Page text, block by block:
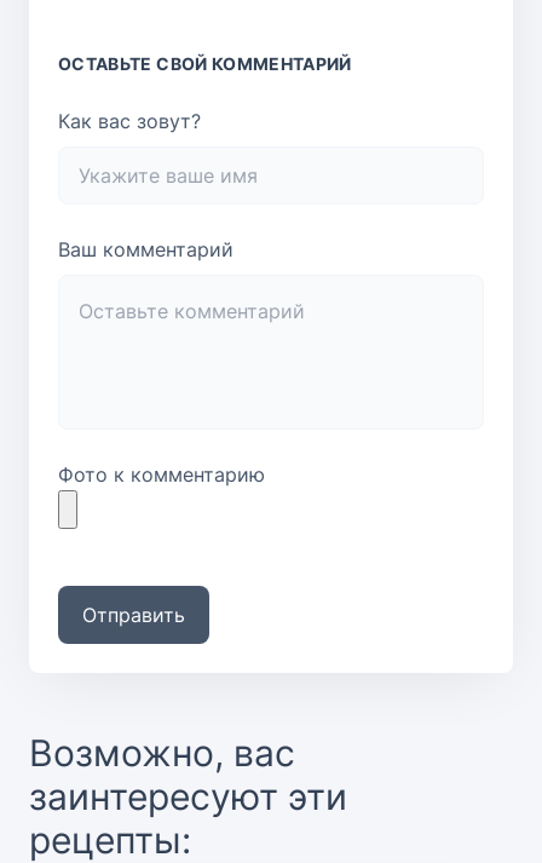
ОСТАВЬТЕ СВОЙ КОММЕНТАРИЙ
Как вас зовут?
Ваш комментарий
Фото к комментарию
Отправить
Возможно, вас
заинтересуют эти
рецепты: